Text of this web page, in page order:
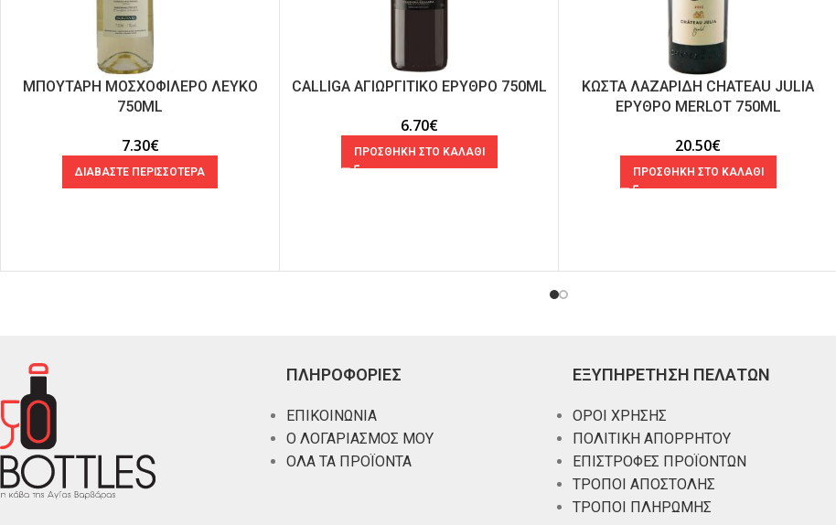
ΜΠΟΥΤΑΡΗ ΜΟΣΧΟΦΙΛΕΡΟ ΛΕΥΚΟ
750ML
7.30€
ΔΙΑΒΑΣΤΕ ΠΕΡΙΣΣΟΤΕΡΑ
CALLIGA ΑΓΙΩΡΓΙΤΙΚΟ ΕΡΥΘΡΟ 750ML
6.70€
ΠΡΟΣΘΗΚΗ ΣΤΟ ΚΑΛΑΘΙ
ΚΩΣΤΑ ΛΑΖΑΡΙΔΗ CHATEAU JULIA
ΕΡΥΘΡΟ MERLOT 750ML
20.50€
ΠΡΟΣΘΗΚΗ ΣΤΟ ΚΑΛΑΘΙ
ΠΛΗΡΟΦΟΡΙΕΣ
ΕΠΙΚΟΙΝΩΝΙΑ
Ο ΛΟΓΑΡΙΑΣΜΟΣ ΜΟΥ
ΟΛΑ ΤΑ ΠΡΟΪΟΝΤΑ
ΕΞΥΠΗΡΕΤΗΣΗ ΠΕΛΑΤΩΝ
ΟΡΟΙ ΧΡΗΣΗΣ
ΠΟΛΙΤΙΚΗ ΑΠΟΡΡΗΤΟΥ
ΕΠΙΣΤΡΟΦΕΣ ΠΡΟΪΟΝΤΩΝ
ΤΡΟΠΟΙ ΑΠΟΣΤΟΛΗΣ
ΤΡΟΠΟΙ ΠΛΗΡΩΜΗΣ